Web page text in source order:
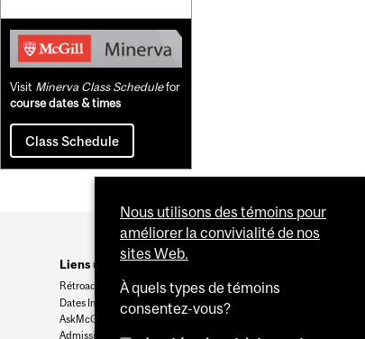
Visit Minerva Class Schedulefor
course dates & times
Class Schedule
Liens utiles
Rétroaction
Dates Importantes
AskMcGill
Admission au premier cycle
Nous utilisons des témoins pour
améliorer la convivialité de nos
sites Web.
À quels types de témoins
consentez-vous?